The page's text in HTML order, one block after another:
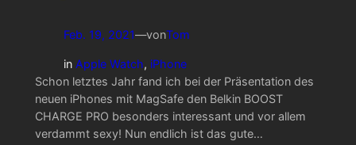
Feb. 19, 2021—vonTom
in Apple Watch, iPhone
Schon letztes Jahr fand ich bei der Präsentation des
neuen iPhones mit MagSafe den Belkin BOOST
CHARGE PRO besonders interessant und vor allem
verdammt sexy! Nun endlich ist das gute…